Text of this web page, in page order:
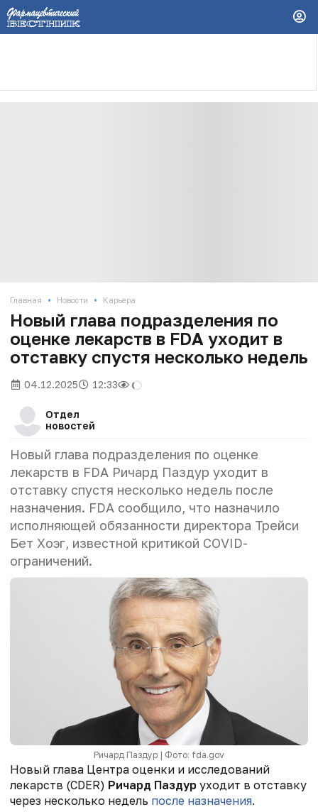
Главная • Новости • Карьера
Новый глава подразделения по
оценке лекарств в FDA уходит в
отставку спустя несколько недель
04.12.2025 12:33
Отдел
новостей
Новый глава подразделения по оценке
лекарств в FDA Ричард Паздур уходит в
отставку спустя несколько недель после
назначения. FDA сообщило, что назначило
исполняющей обязанности директора Трейси
Бет Хоэг, известной критикой COVID-
ограничений.
Ричард Паздур | Фото: fda.gov
Новый глава Центра оценки и исследований
лекарств (CDER) Ричард Паздур уходит в отставку
через несколько недель после назначения.